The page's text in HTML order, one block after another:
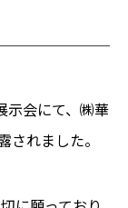
示会にて、㈱華
れました。